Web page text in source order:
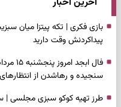
پیداکردنش وقت دارید
سنجیده و رهاشدن از
طرز تهیه کوکو سبزی مجلسی